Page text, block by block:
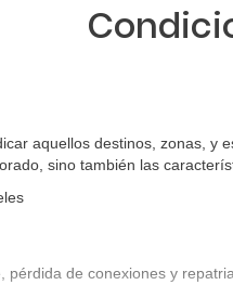
aquellos destinos, zonas, y
sino también las
pérdida de conexiones y